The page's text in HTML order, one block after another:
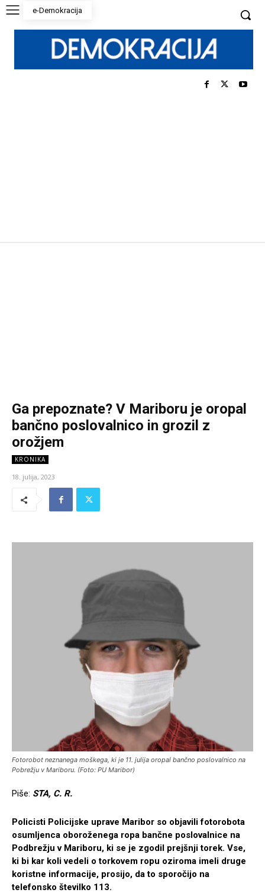
e-Demokracija
Ga prepoznate? V Mariboru je oropal
bančno poslovalnico in grozil z
orožjem
KRONIKA
18. julija, 2023
Fotorobot neznanega moškega, ki je 11. julija oropal bančno poslovalnico na
Pobrežju v Mariboru. (Foto: PU Maribor)
Piše: STA, C. R.
Policisti Policijske uprave Maribor so objavili fotorobota
osumljenca oboroženega ropa bančne poslovalnice na
Podbrežju v Mariboru, ki se je zgodil prejšnji torek. Vse,
ki bi kar koli vedeli o torkovem ropu oziroma imeli druge
koristne informacije, prosijo, da to sporočijo na
telefonsko številko 113.